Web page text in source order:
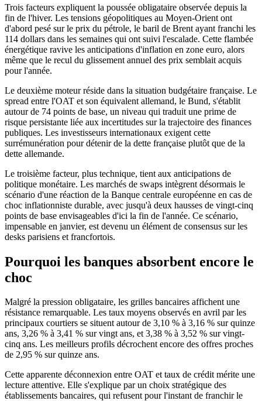
Trois facteurs expliquent la poussée obligataire observée depuis la
fin de l'hiver. Les tensions géopolitiques au Moyen-Orient ont
d'abord pesé sur le prix du pétrole, le baril de Brent ayant franchi les
114 dollars dans les semaines qui ont suivi l'escalade. Cette flambée
énergétique ravive les anticipations d'inflation en zone euro, alors
même que le recul du glissement annuel des prix semblait acquis
pour l'année.
Le deuxième moteur réside dans la situation budgétaire française. Le
spread entre l'OAT et son équivalent allemand, le Bund, s'établit
autour de 74 points de base, un niveau qui traduit une prime de
risque persistante liée aux incertitudes sur la trajectoire des finances
publiques. Les investisseurs internationaux exigent cette
surrémunération pour détenir de la dette française plutôt que de la
dette allemande.
Le troisième facteur, plus technique, tient aux anticipations de
politique monétaire. Les marchés de swaps intègrent désormais le
scénario d'une réaction de la Banque centrale européenne en cas de
choc inflationniste durable, avec jusqu'à deux hausses de vingt-cinq
points de base envisageables d'ici la fin de l'année. Ce scénario,
impensable en janvier, est devenu un élément de consensus sur les
desks parisiens et francfortois.
Pourquoi les banques absorbent encore le
choc
Malgré la pression obligataire, les grilles bancaires affichent une
résistance remarquable. Les taux moyens observés en avril par les
principaux courtiers se situent autour de 3,10 % à 3,16 % sur quinze
ans, 3,26 % à 3,41 % sur vingt ans, et 3,38 % à 3,52 % sur vingt-
cinq ans. Les meilleurs profils décrochent encore des offres proches
de 2,95 % sur quinze ans.
Cette apparente déconnexion entre OAT et taux de crédit mérite une
lecture attentive. Elle s'explique par un choix stratégique des
établissements bancaires, qui refusent pour l'instant de franchir le